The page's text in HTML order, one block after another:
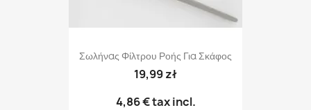
Σωλήνας Φίλτρου Ροής Για Σκάφος
19,99 zł
4,86 €tax incl.